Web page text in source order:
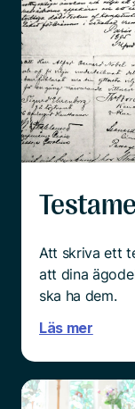
Att skriva ett
att dina
ska ha dem.
Läs mer